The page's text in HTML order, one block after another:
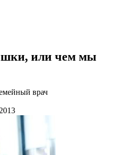
или чем мы
врач